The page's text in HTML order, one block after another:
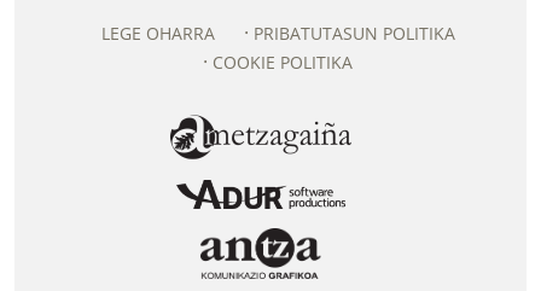
LEGE OHARRA
PRIBATUTASUN POLITIKA
COOKIE POLITIKA